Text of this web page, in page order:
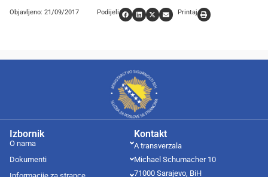
Objavljeno: 21/09/2017 Podijeli Printaj
Kontakt
A transverzala
Michael Schumacher 10
71000 Sarajevo, BiH
Izbornik
O nama
Dokumenti